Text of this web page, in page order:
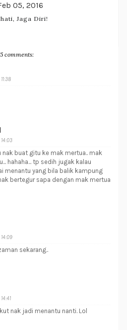
05, 2016
Jaga Diri!
comments:
nak buat gitu ke mak mertua.. mak
hahaha... tp sedih jugak kalau
menantu yang bila balik kampung
bertegur sapa dengan mak mertua
sekarang..
nak jadi menantu nanti. Lol